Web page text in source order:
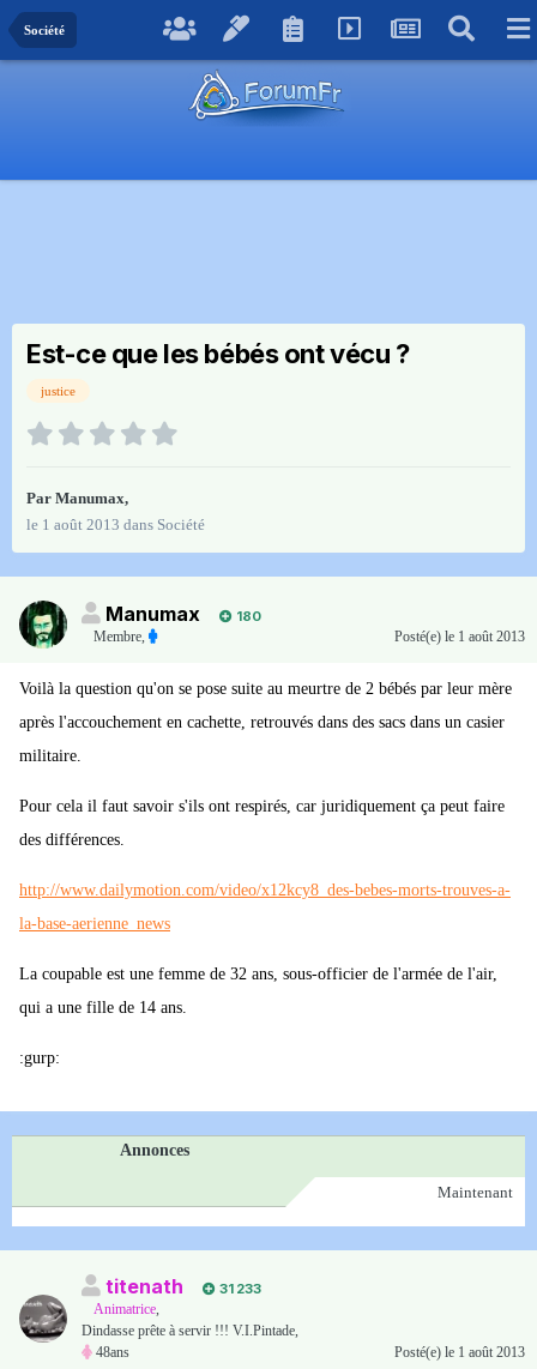
Société
Est-ce que les bébés ont vécu ?
justice
Par Manumax,
le 1 août 2013 dans Société
Manumax
180
Membre, Posté(e) le 1 août 2013
Voilà la question qu'on se pose suite au meurtre de 2 bébés par leur mère
après l'accouchement en cachette, retrouvés dans des sacs dans un casier
militaire.
Pour cela il faut savoir s'ils ont respirés, car juridiquement ça peut faire
des différences.
http://www.dailymotion.com/video/x12kcy8_des-bebes-morts-trouves-a-
la-base-aerienne_news
La coupable est une femme de 32 ans, sous-officier de l'armée de l'air,
qui a une fille de 14 ans.
:gurp:
Annonces
Maintenant
titenath
31 233
Animatrice,
Dindasse prête à servir !!! V.I.Pintade,
48ans
Posté(e) le 1 août 2013